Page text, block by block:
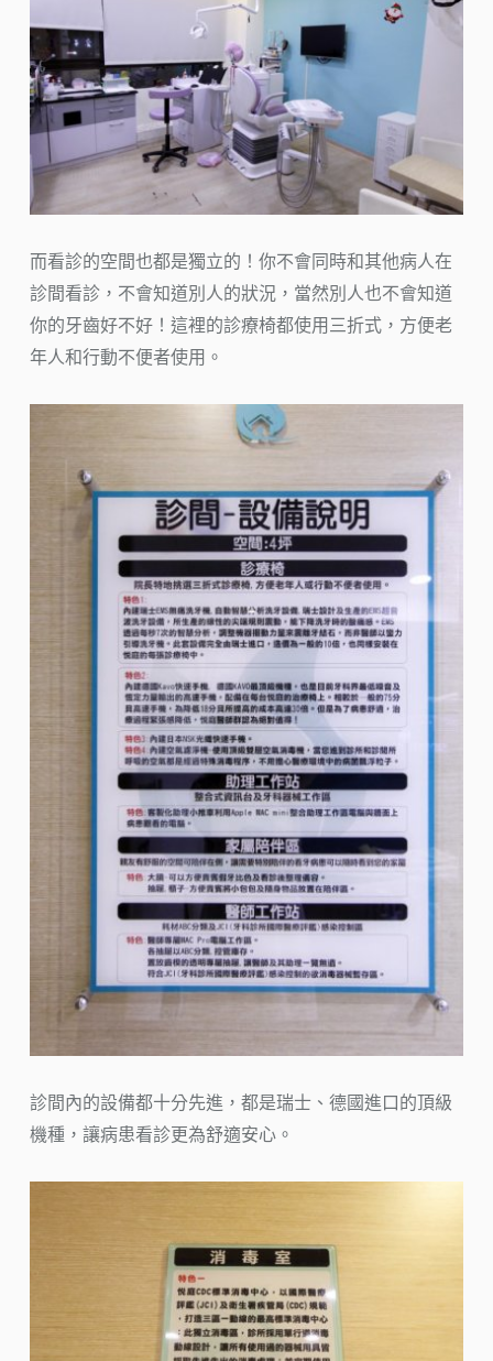
而看診的空間也都是獨立的！你不會同時和其他病人在
診間看診，不會知道別人的狀況，當然別人也不會知道
你的牙齒好不好！這裡的診療椅都使用三折式，方便老
年人和行動不便者使用。
診間內的設備都十分先進，都是瑞士、德國進口的頂級
機種，讓病患看診更為舒適安心。